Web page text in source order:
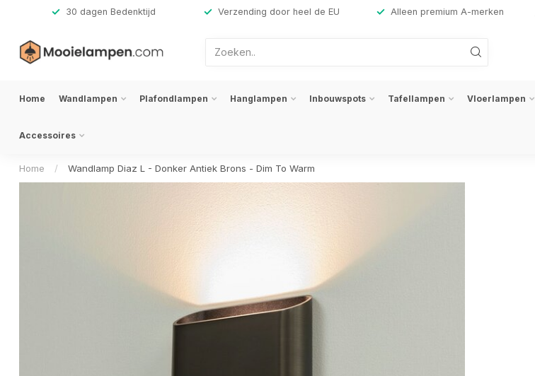
30 dagen Bedenktijd Verzending door heel de EU Alleen premium A-merken
Home Wandlampen Plafondlampen Hanglampen Inbouwspots Tafellampen Vloerlampen
Accessoires
Home / Wandlamp Diaz L - Donker Antiek Brons - Dim To Warm